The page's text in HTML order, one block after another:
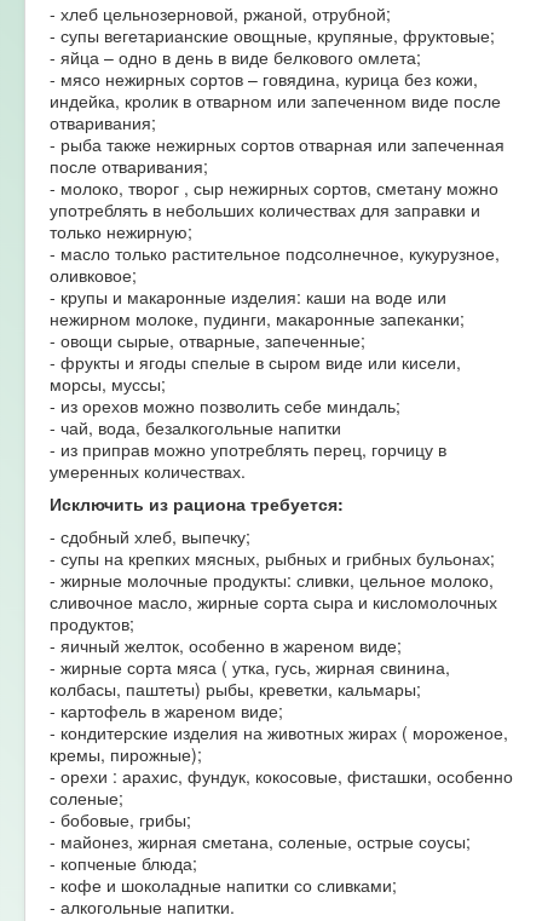
- хлеб цельнозерновой, ржаной, отрубной;
- супы вегетарианские овощные, крупяные, фруктовые;
- яйца – одно в день в виде белкового омлета;
- мясо нежирных сортов – говядина, курица без кожи,
индейка, кролик в отварном или запеченном виде после
отваривания;
- рыба также нежирных сортов отварная или запеченная
после отваривания;
- молоко, творог , сыр нежирных сортов, сметану можно
употреблять в небольших количествах для заправки и
только нежирную;
- масло только растительное подсолнечное, кукурузное,
оливковое;
- крупы и макаронные изделия: каши на воде или
нежирном молоке, пудинги, макаронные запеканки;
- овощи сырые, отварные, запеченные;
- фрукты и ягоды спелые в сыром виде или кисели,
морсы, муссы;
- из орехов можно позволить себе миндаль;
- чай, вода, безалкогольные напитки
- из приправ можно употреблять перец, горчицу в
умеренных количествах.
Исключить из рациона требуется:
- сдобный хлеб, выпечку;
- супы на крепких мясных, рыбных и грибных бульонах;
- жирные молочные продукты: сливки, цельное молоко,
сливочное масло, жирные сорта сыра и кисломолочных
продуктов;
- яичный желток, особенно в жареном виде;
- жирные сорта мяса ( утка, гусь, жирная свинина,
колбасы, паштеты) рыбы, креветки, кальмары;
- картофель в жареном виде;
- кондитерские изделия на животных жирах ( мороженое,
кремы, пирожные);
- орехи : арахис, фундук, кокосовые, фисташки, особенно
соленые;
- бобовые, грибы;
- майонез, жирная сметана, соленые, острые соусы;
- копченые блюда;
- кофе и шоколадные напитки со сливками;
- алкогольные напитки.